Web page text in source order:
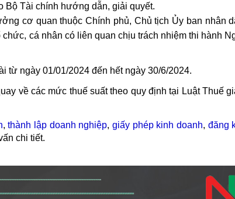
Bộ Tài chính hướng dẫn, giải quyết.
cơ quan thuộc Chính phủ, Chủ tịch Ủy ban nhân
cá nhân có liên quan chịu trách nhiệm thi hành
từ ngày 01/01/2024 đến hết ngày 30/6/2024.
về các mức thuế suất theo quy định tại Luật Thuế
,thành lập doanh nghiệp, giấy phép kinh doanh, đăng
chi tiết.